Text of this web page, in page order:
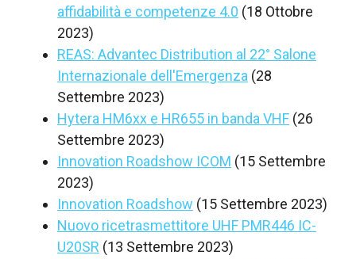
affidabilità e competenze 4.0 (18 Ottobre
2023)
REAS: Advantec Distribution al 22° Salone
Internazionale dell'Emergenza (28
Settembre 2023)
Hytera HM6xx e HR655 in banda VHF (26
Settembre 2023)
Innovation Roadshow ICOM (15 Settembre
2023)
Innovation Roadshow (15 Settembre 2023)
Nuovo ricetrasmettitore UHF PMR446 IC-
U20SR (13 Settembre 2023)